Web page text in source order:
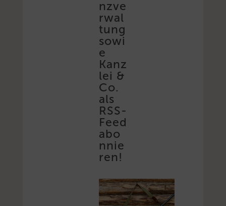
nzve
rwal
tung
sowi
e
Kanz
lei &
Co.
als
RSS-
Feed
abo
nnie
ren!